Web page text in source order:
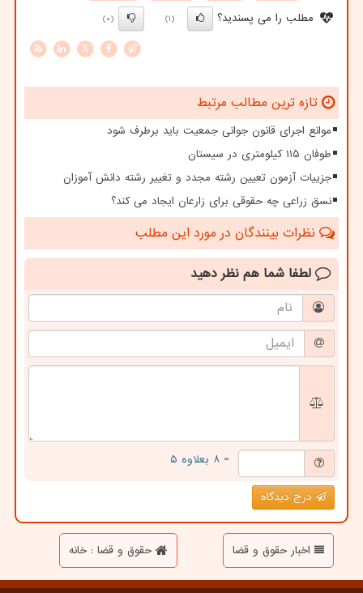
مطلب را می پسندید؟
(1)
(0)
X
تازه ترین مطالب مرتبط
موانع اجرای قانون جوانی جمعیت باید برطرف شود
طوفان ۱۱۵ کیلومتری در سیستان
جزییات آزمون تعیین رشته مجدد و تغییر رشته دانش آموزان
نسق زراعی چه حقوقی برای زارعان ایجاد می کند؟
نظرات بینندگان در مورد این مطلب
لطفا شما هم نظر دهید
= ۸ بعلاوه ۵
درج دیدگاه
اخبار حقوق و قضا حقوق و قضا : خانه